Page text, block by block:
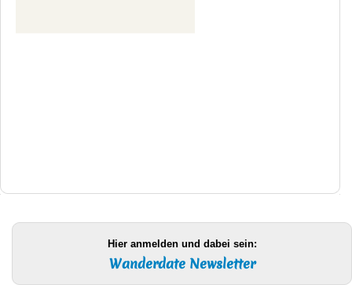
Hier anmelden und dabei sein:
Wanderdate Newsletter